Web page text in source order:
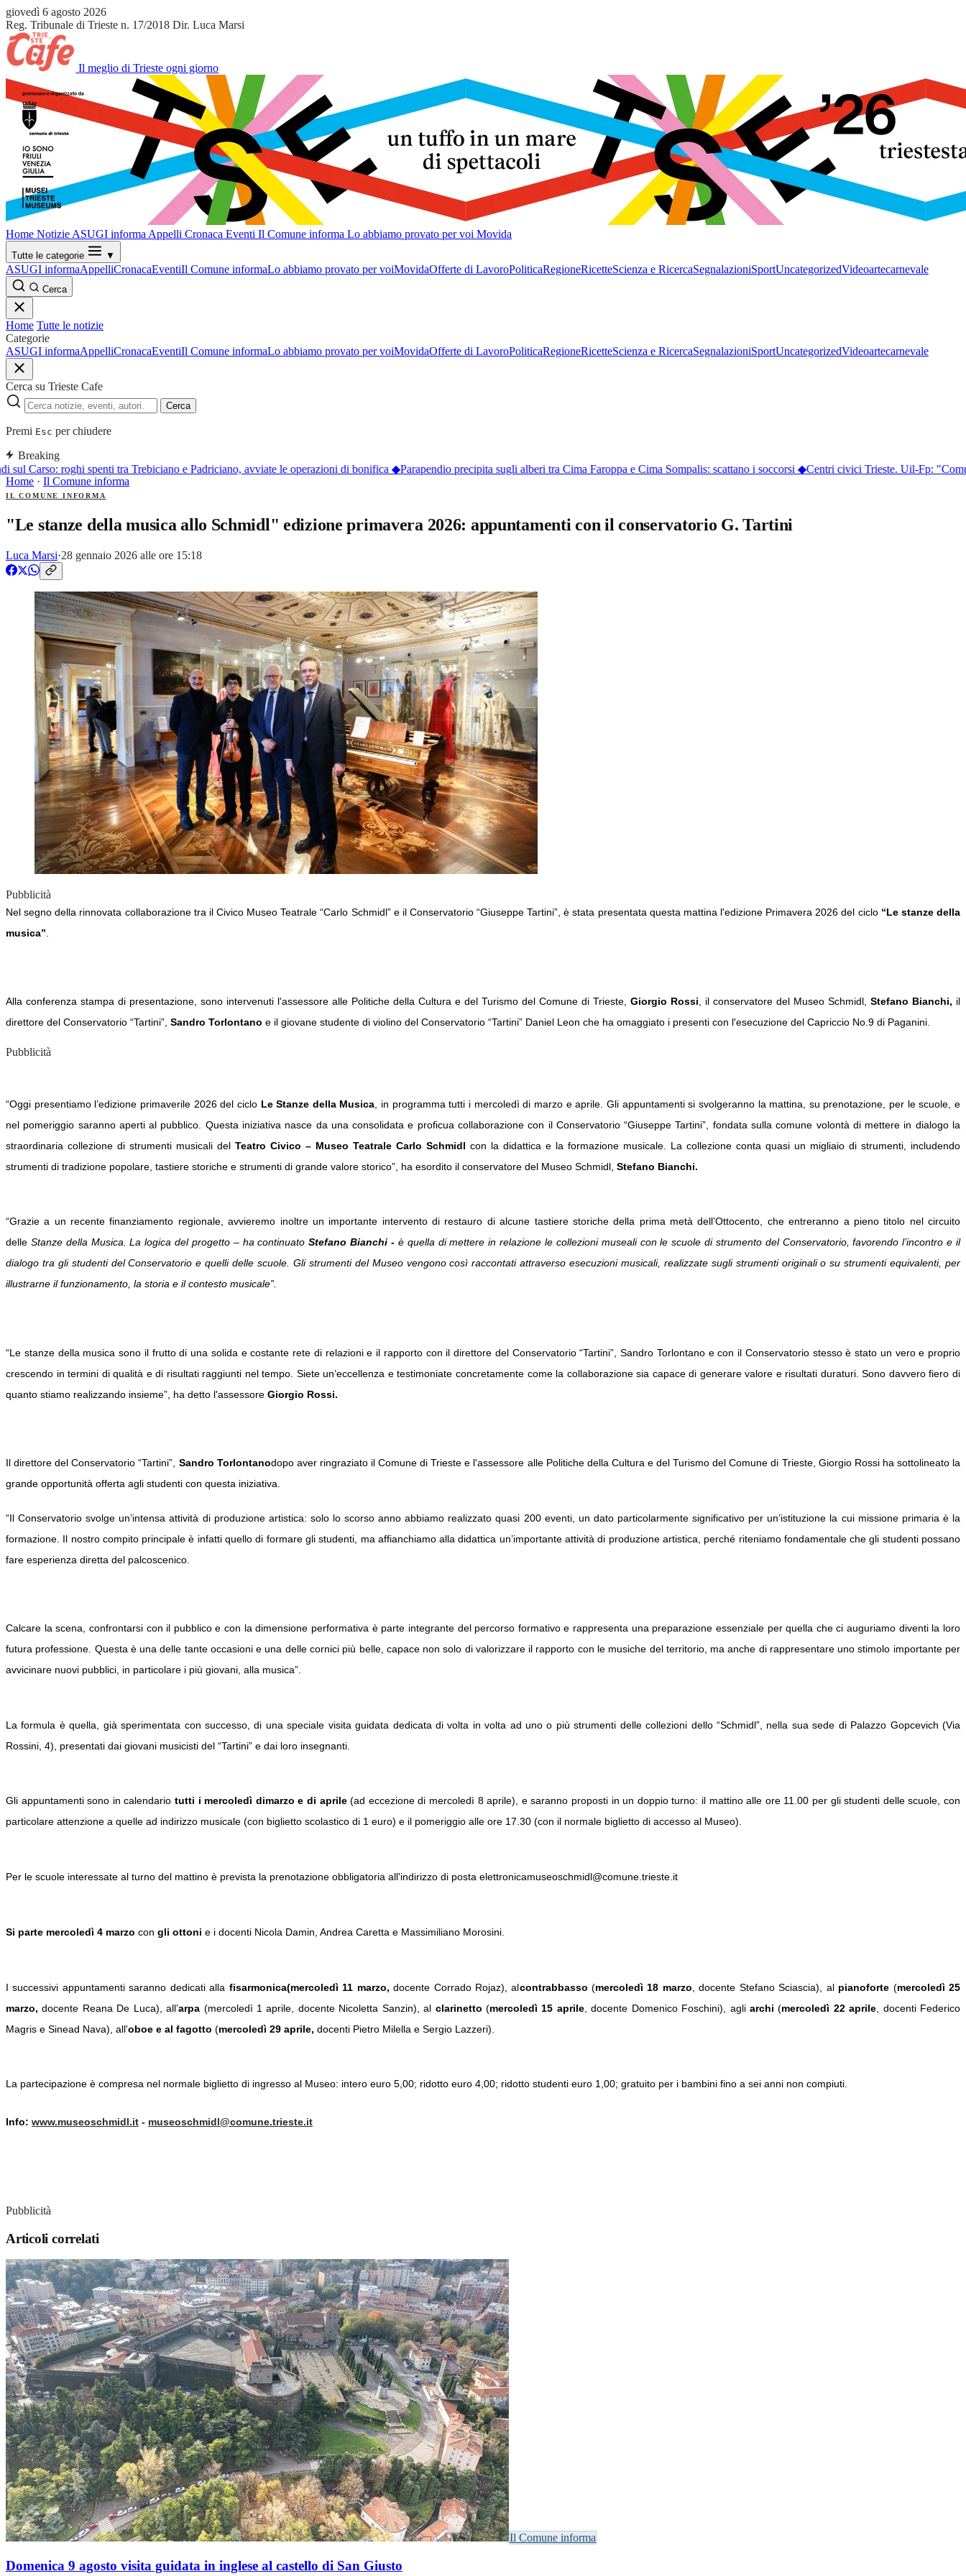
giovedì 6 agosto 2026
Reg. Tribunale di Trieste n. 17/2018 Dir. Luca Marsi
Il meglio di Trieste ogni giorno
Home Notizie ASUGI informa Appelli Cronaca Eventi Il Comune informa Lo abbiamo provato per voi Movida
Tutte le categorie ▼
ASUGI informaAppelliCronacaEventiIl Comune informaLo abbiamo provato per voiMovidaOfferte di LavoroPoliticaRegioneRicetteScienza e RicercaSegnalazioniSportUncategorizedVideoartecarnevale
Cerca
Home Tutte le notizie
Categorie
ASUGI informaAppelliCronacaEventiIl Comune informaLo abbiamo provato per voiMovidaOfferte di LavoroPoliticaRegioneRicetteScienza e RicercaSegnalazioniSportUncategorizedVideoartecarnevale
Cerca su Trieste Cafe
Cerca
Premi Esc per chiudere
Breaking
sul Carso: roghi spenti tra Trebiciano e Padriciano, avviate le operazioni di bonifica◆Parapendio precipita sugli alberi tra Cima Faroppa e Cima Sompalis: scattano i soccorsi◆Centri civici Trieste. Uil-Fp:
Home · Il Comune informa
IL COMUNE INFORMA
"Le stanze della musica allo Schmidl" edizione primavera 2026: appuntamenti con il conservatorio G. Tartini
Luca Marsi·28 gennaio 2026 alle ore 15:18
Pubblicità
Nel segno della rinnovata collaborazione tra il Civico Museo Teatrale “Carlo Schmidl” e il Conservatorio “Giuseppe Tartini”, è stata presentata questa mattina l'edizione Primavera 2026 del ciclo “Le stanze della
musica”
Alla conferenza stampa di presentazione, sono intervenuti l'assessore alle Politiche della Cultura e del Turismo del Comune di Trieste, Giorgio Rossi , il conservatore del Museo Schmidl, Stefano Bianchi, il
direttore del Conservatorio “Tartini”, Sandro Torlontano e il giovane studente di violino del Conservatorio “Tartini” Daniel Leon che ha omaggiato i presenti con l'esecuzione del Capriccio No.9 di Paganini.
Pubblicità
“Oggi presentiamo l’edizione primaverile 2026 del ciclo Le Stanze della Musica , in programma tutti i mercoledì di marzo e aprile. Gli appuntamenti si svolgeranno la mattina, su prenotazione, per le scuole, e
nel pomeriggio saranno aperti al pubblico. Questa iniziativa nasce da una consolidata e proficua collaborazione con il Conservatorio “Giuseppe Tartini”, fondata sulla comune volontà di mettere in dialogo la
straordinaria collezione di strumenti musicali del Teatro Civico – Museo Teatrale Carlo Schmidl con la didattica e la formazione musicale. La collezione conta quasi un migliaio di strumenti, includendo
strumenti di tradizione popolare, tastiere storiche e strumenti di grande valore storico”, ha esordito il conservatore del Museo Schmidl, Stefano Bianchi.
“Grazie a un recente finanziamento regionale, avvieremo inoltre un importante intervento di restauro di alcune tastiere storiche della prima metà dell’Ottocento, che entreranno a pieno titolo nel circuito
delle Stanze della Musica. La logica del progetto – ha continuatoStefano Bianchi - è quella di mettere in relazione le collezioni museali con le scuole di strumento del Conservatorio, favorendo l’incontro e il
dialogo tra gli studenti del Conservatorio e quelli delle scuole. Gli strumenti del Museo vengono così raccontati attraverso esecuzioni musicali, realizzate sugli strumenti originali o su strumenti equivalenti, per
illustrarne il funzionamento, la storia e il contesto musicale”.
“Le stanze della musica sono il frutto di una solida e costante rete di relazioni e il rapporto con il direttore del Conservatorio “Tartini”, Sandro Torlontano e con il Conservatorio stesso è stato un vero e proprio
crescendo in termini di qualità e di risultati raggiunti nel tempo. Siete un’eccellenza e testimoniate concretamente come la collaborazione sia capace di generare valore e risultati duraturi. Sono davvero fiero di
quanto stiamo realizzando insieme”, ha detto l'assessore Giorgio Rossi.
Il direttore del Conservatorio “Tartini”, Sandro Torlontanodopo aver ringraziato il Comune di Trieste e l'assessore alle Politiche della Cultura e del Turismo del Comune di Trieste, Giorgio Rossi ha sottolineato la
grande opportunità offerta agli studenti con questa iniziativa.
“Il Conservatorio svolge un’intensa attività di produzione artistica: solo lo scorso anno abbiamo realizzato quasi 200 eventi, un dato particolarmente significativo per un’istituzione la cui missione primaria è la
formazione. Il nostro compito principale è infatti quello di formare gli studenti, ma affianchiamo alla didattica un’importante attività di produzione artistica, perché riteniamo fondamentale che gli studenti possano
fare esperienza diretta del palcoscenico.
Calcare la scena, confrontarsi con il pubblico e con la dimensione performativa è parte integrante del percorso formativo e rappresenta una preparazione essenziale per quella che ci auguriamo diventi la loro
futura professione. Questa è una delle tante occasioni e una delle cornici più belle, capace non solo di valorizzare il rapporto con le musiche del territorio, ma anche di rappresentare uno stimolo importante per
avvicinare nuovi pubblici, in particolare i più giovani, alla musica”.
La formula è quella, già sperimentata con successo, di una speciale visita guidata dedicata di volta in volta ad uno o più strumenti delle collezioni dello “Schmidl”, nella sua sede di Palazzo Gopcevich (Via
Rossini, 4), presentati dai giovani musicisti del “Tartini” e dai loro insegnanti.
Gli appuntamenti sono in calendario tutti i mercoledì dimarzo e di aprile(ad eccezione di mercoledì 8 aprile), e saranno proposti in un doppio turno: il mattino alle ore 11.00 per gli studenti delle scuole, con
particolare attenzione a quelle ad indirizzo musicale (con biglietto scolastico di 1 euro) e il pomeriggio alle ore 17.30 (con il normale biglietto di accesso al Museo).
Per le scuole interessate al turno del mattino è prevista la prenotazione obbligatoria all'indirizzo di posta elettronicamuseoschmidl@comune.trieste.it
Si parte mercoledì 4 marzo con gli ottoni e i docenti Nicola Damin, Andrea Caretta e Massimiliano Morosini.
I successivi appuntamenti saranno dedicati alla fisarmonica(mercoledì 11 marzo, docente Corrado Rojaz), alcontrabbasso (mercoledì 18 marzo , docente Stefano Sciascia), al pianoforte (mercoledì 25
marzo, docente Reana De Luca), all’arpa (mercoledì 1 aprile, docente Nicoletta Sanzin), al clarinetto (mercoledì 15 aprile, docente Domenico Foschini), agli archi(mercoledì 22 aprile , docenti Federico
Magris e Sinead Nava), all'oboe e al fagotto (mercoledì 29 aprile, docenti Pietro Milella e Sergio Lazzeri).
La partecipazione è compresa nel normale biglietto di ingresso al Museo: intero euro 5,00; ridotto euro 4,00; ridotto studenti euro 1,00; gratuito per i bambini fino a sei anni non compiuti.
Info: www.museoschmidl.it - museoschmidl@comune.trieste.it
Pubblicità
Articoli correlati
Il Comune informa
Domenica 9 agosto visita guidata in inglese al castello di San Giusto